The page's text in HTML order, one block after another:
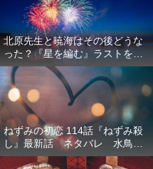
北原先生と暁海はその後どうな
った？『星を編む』ラストをネ
タバレ解説
ねずみの初恋 114話『ねずみ殺
し』最新話 ネタバレ 水鳥死
亡 鯆を殺すか